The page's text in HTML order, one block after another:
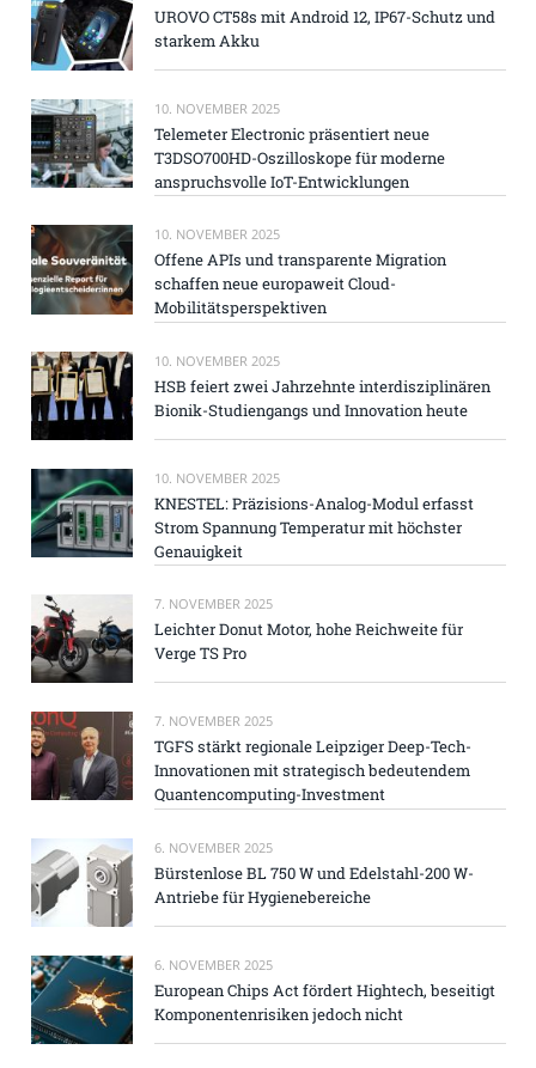
UROVO CT58s mit Android 12, IP67-Schutz und
starkem Akku
10. NOVEMBER 2025
Telemeter Electronic präsentiert neue
T3DSO700HD-Oszilloskope für moderne
anspruchsvolle IoT-Entwicklungen
10. NOVEMBER 2025
Offene APIs und transparente Migration
schaffen neue europaweit Cloud-
Mobilitätsperspektiven
10. NOVEMBER 2025
HSB feiert zwei Jahrzehnte interdisziplinären
Bionik-Studiengangs und Innovation heute
10. NOVEMBER 2025
KNESTEL: Präzisions-Analog-Modul erfasst
Strom Spannung Temperatur mit höchster
Genauigkeit
7. NOVEMBER 2025
Leichter Donut Motor, hohe Reichweite für
Verge TS Pro
7. NOVEMBER 2025
TGFS stärkt regionale Leipziger Deep-Tech-
Innovationen mit strategisch bedeutendem
Quantencomputing-Investment
6. NOVEMBER 2025
Bürstenlose BL 750 W und Edelstahl-200 W-
Antriebe für Hygienebereiche
6. NOVEMBER 2025
European Chips Act fördert Hightech, beseitigt
Komponentenrisiken jedoch nicht